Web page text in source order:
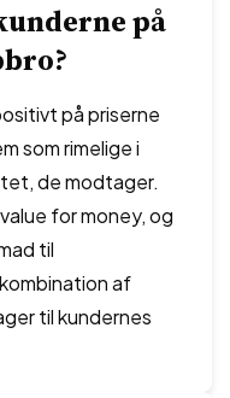
på
på priserne
som rimelige i
de modtager.
for money, og
til
af
til kundernes